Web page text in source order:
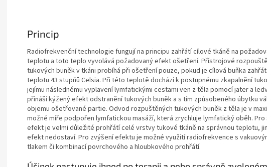
Princip
Radiofrekvenční technologie fungují na principu zahřátí cílové tkáně na
teplotu a toto teplo vyvolává požadovaný efekt ošetření. Přístrojové
tukových buněk v tkáni probíhá při ošetření pouze, pokud je cílová buňka
teplotu 43 stupňů Celsia. Při této teplotě dochází k postupnému zkapalnění
jejímu následnému vyplavení lymfatickými cestami ven z těla pomocí jater a
přináší kýžený efekt odstranění tukových buněk a s tím způsobeného úbytku
objemu ošetřované partie. Odvod rozpuštěných tukových buněk z těla je v
možné míře podpořen lymfatickou masáží, která zrychluje lymfatický oběh. Pro
efekt je velmi důležité prohřátí celé vrstvy tukové tkáně na správnou teplotu,
efekt nedostaví. Pro zvýšení efektu je možné využití radiofrekvence s
tlakem či kombinací povrchového a hloubkového prohřátí.